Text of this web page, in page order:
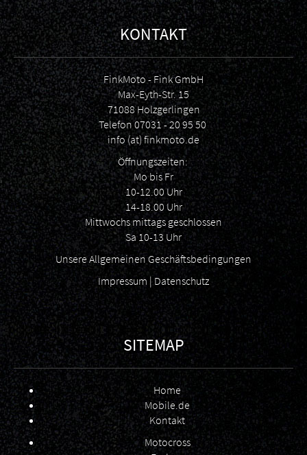
KONTAKT
FinkMoto - Fink GmbH
Max-Eyth-Str. 15
71088 Holzgerlingen
Telefon07031 - 20 95 50
info (at) finkmoto.de
Öffnungszeiten:
Mo bis Fr
10-12.00 Uhr
14-18.00 Uhr
Mittwochs mittags geschlossen
Sa 10-13 Uhr
Unsere Allgemeinen Geschäftsbedingungen
Impressum | Datenschutz
SITEMAP
Home
Mobile.de
Kontakt
Motocross